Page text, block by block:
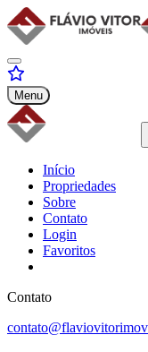
Menu
Início
Propriedades
Sobre
Contato
Login
Favoritos
Contato